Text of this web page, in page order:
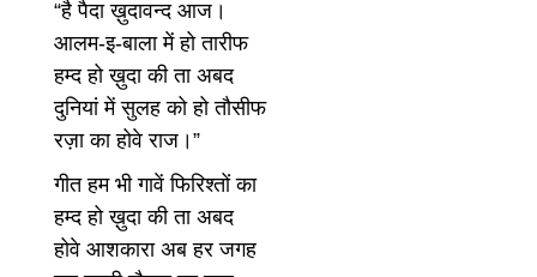
“है पैदा ख़ुदावन्द आज।
आलम-इ-बाला में हो तारीफ
हम्द हो ख़ुदा की ता अबद
दुनियां में सुलह को हो तौसीफ
रज़ा का होवे राज।”
गीत हम भी गावें फिरिश्तों का
हम्द हो ख़ुदा की ता अबद
होवे आशकारा अब हर जगह